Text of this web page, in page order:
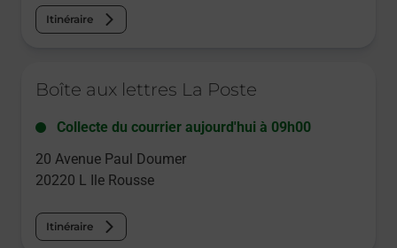
Itinéraire
Boîte aux lettres La Poste
Collecte du courrier aujourd'hui à 09h00
20 Avenue Paul Doumer
20220 L Ile Rousse
Itinéraire